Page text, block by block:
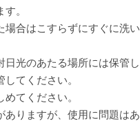
。
場合はこすらずにすぐに洗
光のあたる場所には保管し
てください。
てください。
りますが、使用に問題はあ